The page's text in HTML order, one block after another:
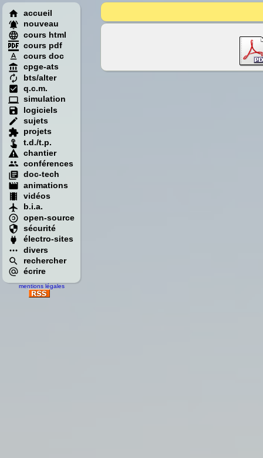
accueil
nouveau
cours html
cours pdf
cours doc
cpge-ats
bts/alter
q.c.m.
simulation
logiciels
sujets
projets
t.d./t.p.
chantier
conférences
doc-tech
animations
vidéos
b.i.a.
open-source
sécurité
électro-sites
divers
rechercher
écrire
mentions légales